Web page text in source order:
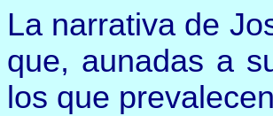
La narrativa de
que, aunadas a
los que